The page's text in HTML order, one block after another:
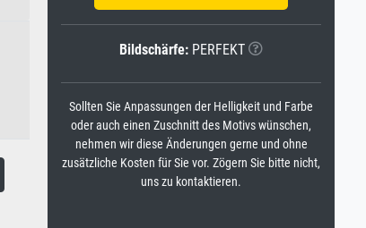
Bildschärfe: PERFEKT
Sollten Sie Anpassungen der Helligkeit und Farbe
oder auch einen Zuschnitt des Motivs wünschen,
nehmen wir diese Änderungen gerne und ohne
zusätzliche Kosten für Sie vor. Zögern Sie bitte nicht,
uns zu kontaktieren.